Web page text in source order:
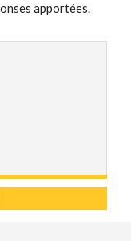
apportées.